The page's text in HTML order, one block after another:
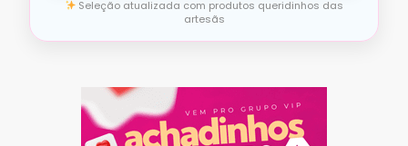
Seleção atualizada com produtos queridinhos das
artesãs